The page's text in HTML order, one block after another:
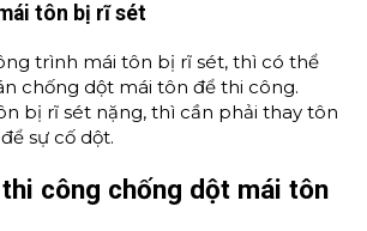
tôn bị rĩ sét
trình mái tôn bị rĩ sét, thì có thể
chống dột mái tôn để thi công.
bị rĩ sét nặng, thì cần phải thay tôn
sự cố dột.
công chống dột mái tôn